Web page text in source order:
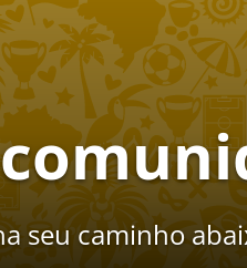
seu caminho